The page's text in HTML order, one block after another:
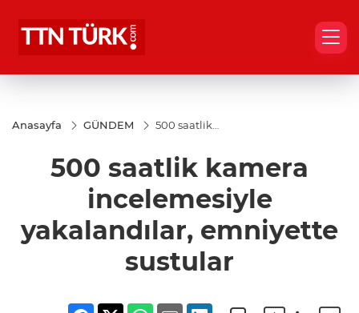
Anasayfa GÜNDEM
500 saatlik
yakalandılar,
emniyette
500 saatlik kamera
incelemesiyle
yakalandılar, emniyette
sustular